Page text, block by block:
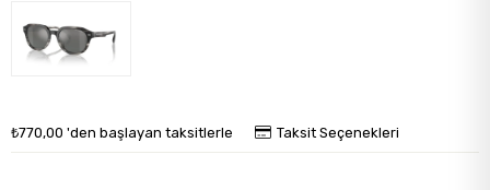
₺770,00 'den başlayan taksitlerle Taksit Seçenekleri